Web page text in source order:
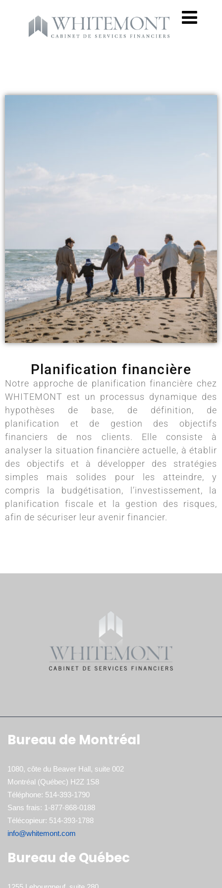
Planification financière
Notre approche de planification financière chez
WHITEMONT est un processus dynamique des
hypothèses de base, de définition, de
planification et de gestion des objectifs
financiers de nos clients. Elle consiste à
analyser la situation financière actuelle, à établir
des objectifs et à développer des stratégies
simples mais solides pour les atteindre, y
compris la budgétisation, l’investissement, la
planification fiscale et la gestion des risques,
afin de sécuriser leur avenir financier.
Bureau de Montréal
1080, côte du Beaver Hall, suite 002
Montréal (Québec) H2Z 1S8
Téléphone: 514-393-1790
Sans frais: 1-877-868-0188
Télécopieur: 514-393-1788
info@whitemont.com
Bureau de Québec